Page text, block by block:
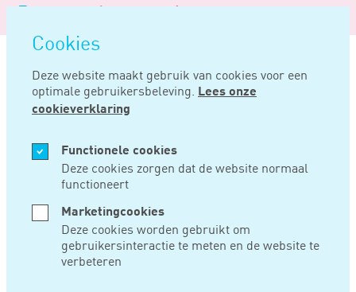
overslaan
Cookies
Deze website maakt gebruik van cookies voor een
optimale gebruikersbeleving. Lees onze
cookieverklaring
Functionele cookies
Deze cookies zorgen dat de website normaal
functioneert
Marketingcookies
Deze cookies worden gebruikt om
gebruikersinteractie te meten en de website te
verbeteren
Logo
Noord
Negentig
Home Nieuws Weer minder faillissementen
MEI 10, 2016
WEER MINDER
FAILLISSEMENTEN